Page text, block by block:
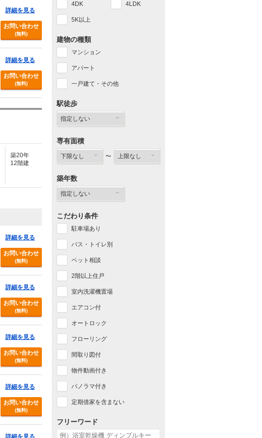
詳細を見る
お問い合わせ
(無料)
詳細を見る
お問い合わせ
(無料)
築20年
12階建
詳細を見る
お問い合わせ
(無料)
詳細を見る
お問い合わせ
(無料)
詳細を見る
お問い合わせ
(無料)
詳細を見る
お問い合わせ
(無料)
詳細を見る
4DK 4LDK
5K以上
建物の種類
マンション
アパート
一戸建て・その他
駅徒歩
専有面積
〜
築年数
こだわり条件
駐車場あり
バス・トイレ別
ペット相談
2階以上住戸
室内洗濯機置場
エアコン付
オートロック
フローリング
間取り図付
物件動画付き
パノラマ付き
定期借家を含まない
フリーワード